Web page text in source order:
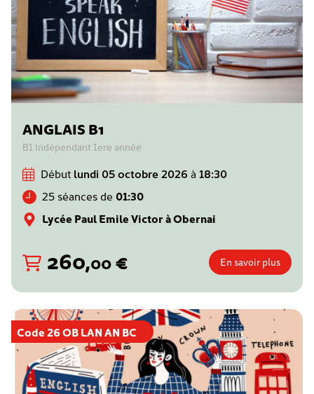
ANGLAIS B1
B1 Indépendant 1ere année
Début lundi 05 octobre 2026 à 18:30
25 séances de 01:30
Lycée Paul Emile Victor à Obernai
260,00€ En savoir plus
Code 26 OB LAN AN BC